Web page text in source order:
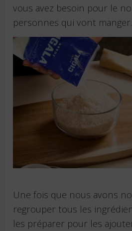
vous avez besoin pour le
personnes qui vont manger.
Une fois que nous avons
regrouper tous les
les préparer pour les